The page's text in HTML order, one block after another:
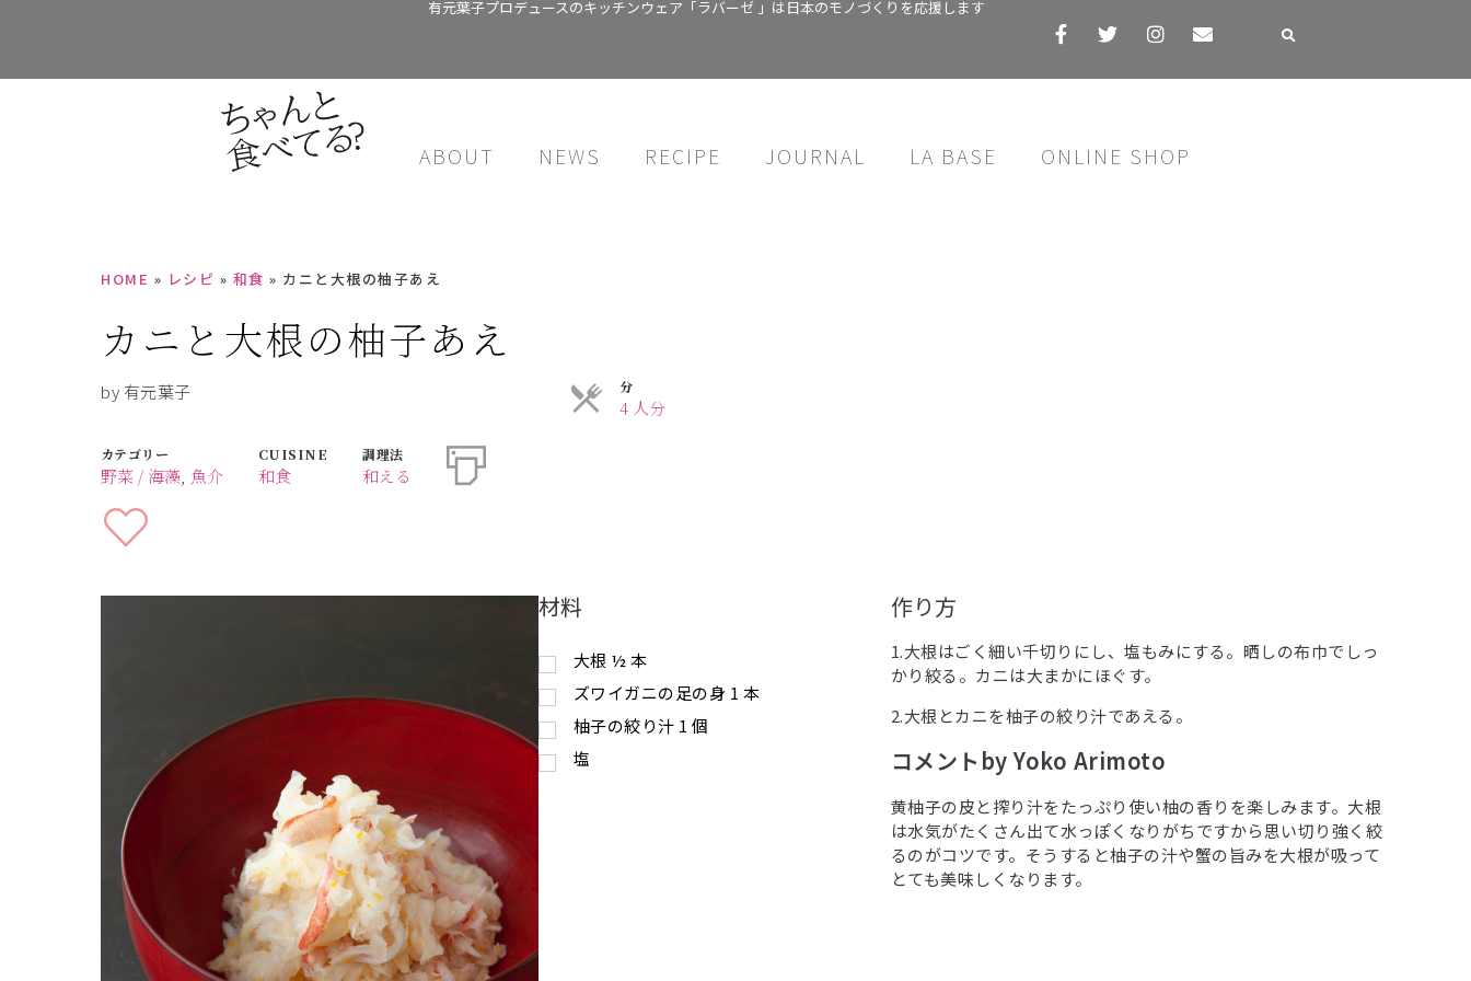
有元葉子プロデュースのキッチンウェア「ラバーゼ 」は日本のモノづくりを応援します
ABOUT NEWS RECIPE JOURNAL LA BASE ONLINE SHOP
HOME » レシピ » 和食 » カニと大根の柚子あえ
カニと大根の柚子あえ
by 有元葉子
カテゴリー
野菜 / 海藻 魚介
CUISINE
和食
調理法
和える
分
4 人分
材料
大根 ½ 本
ズワイガニの足の身 1 本
柚子の絞り汁 1 個
塩
作り方
1.大根はごく細い千切りにし、塩もみにする。晒しの布巾でしっ
かり絞る。カニは大まかにほぐす。
2.大根とカニを柚子の絞り汁であえる。
コメントby Yoko Arimoto
黄柚子の皮と搾り汁をたっぷり使い柚の香りを楽しみます。大根
は水気がたくさん出て水っぽくなりがちですから思い切り強く絞
るのがコツです。そうすると柚子の汁や蟹の旨みを大根が吸って
とても美味しくなります。